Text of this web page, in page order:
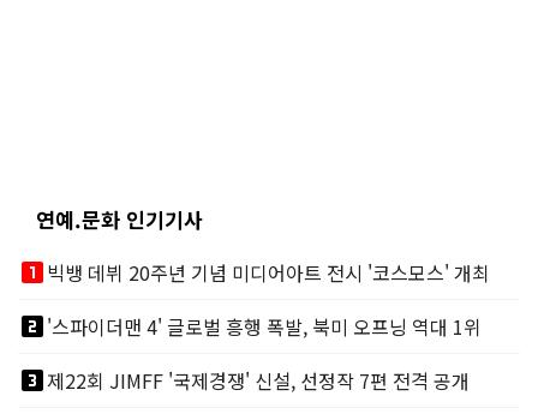
연예.문화 인기기사
looks_one빅뱅 데뷔 20주년 기념 미디어아트 전시 '코스모스' 개최
looks_two'스파이더맨 4' 글로벌 흥행 폭발, 북미 오프닝 역대 1위
looks_3제22회 JIMFF '국제경쟁' 신설, 선정작 7편 전격 공개